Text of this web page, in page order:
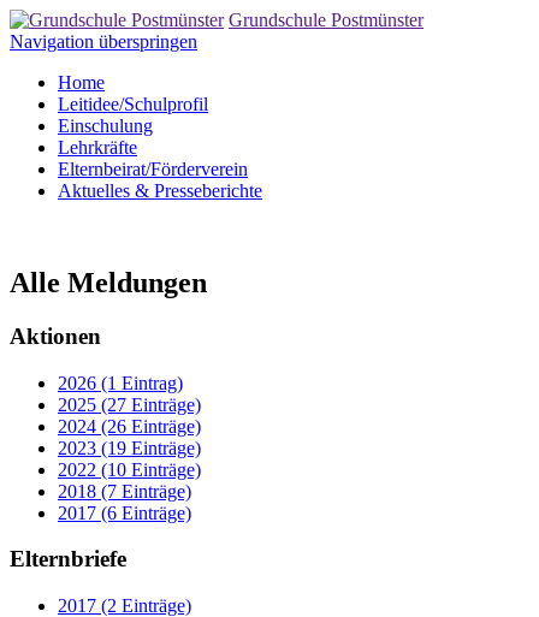
Grundschule Postmünster
Navigation überspringen
Home
Leitidee/Schulprofil
Einschulung
Lehrkräfte
Elternbeirat/Förderverein
Aktuelles & Presseberichte
Alle Meldungen
Aktionen
2026 (1 Eintrag)
2025 (27 Einträge)
2024 (26 Einträge)
2023 (19 Einträge)
2022 (10 Einträge)
2018 (7 Einträge)
2017 (6 Einträge)
Elternbriefe
2017 (2 Einträge)